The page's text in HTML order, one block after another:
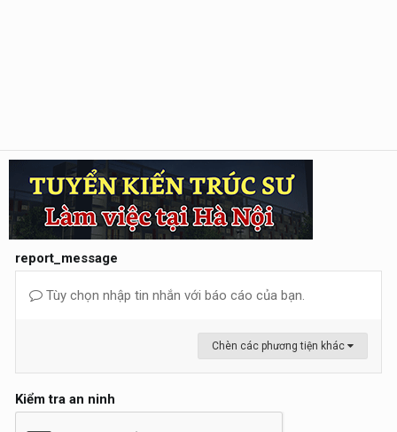
report_message
Tùy chọn nhập tin nhắn với báo cáo của bạn.
Chèn các phương tiện khác
Kiểm tra an ninh